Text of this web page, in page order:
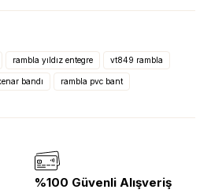
rambla yıldız entegre vt849 rambla
bandı rambla pvc bant
%100 Güvenli Alışveriş